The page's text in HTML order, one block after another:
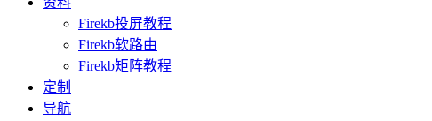
Firekb投屏教程
Firekb软路由
Firekb矩阵教程
定制
导航